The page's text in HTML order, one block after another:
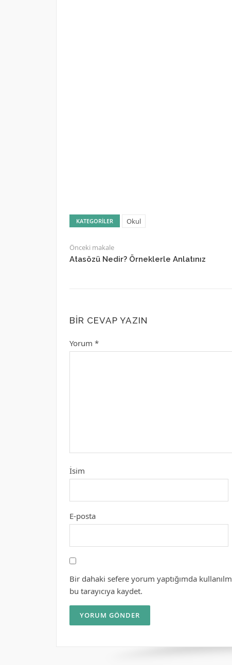
KATEGORILER Okul
Önceki makale
Atasözü Nedir? Örneklerle Anlatınız
BIR CEVAP YAZIN
Yorum *
İsim
E-posta
Bir dahaki sefere yorum yaptığımda
bu tarayıcıya kaydet.